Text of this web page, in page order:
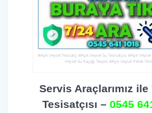
#Aşık Veysel Tesisatçı #Aşık Veysel Su Tesisatçısı #Aşık Veysel
Veysel Su Kaçağı Tespiti #Aşık Veysel Petek
Servis Araçlarımız ile
Tesisatçısı – 0545